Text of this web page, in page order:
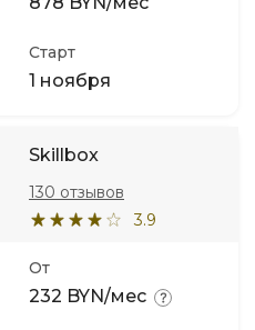
Старт
1 ноября
Skillbox
3.9
130 отзывов
От
232 BYN/мес